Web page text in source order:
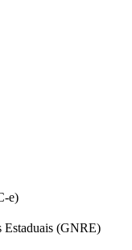
e)
Estaduais (GNRE)